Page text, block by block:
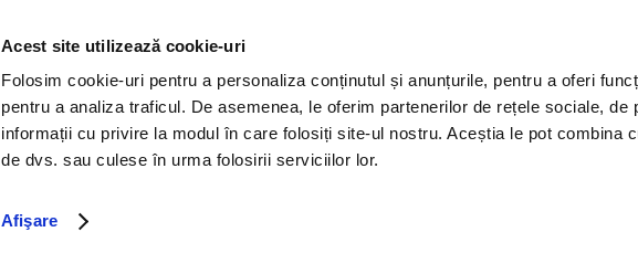
Acest site utilizează cookie-uri
Folosim cookie-uri pentru a personaliza conținutul și anunțurile, pentru a oferi
pentru a analiza traficul. De asemenea, le oferim partenerilor de rețele sociale, de
informații cu privire la modul în care folosiți site-ul nostru. Aceștia le pot combina
de dvs. sau culese în urma folosirii serviciilor lor.
Afişare